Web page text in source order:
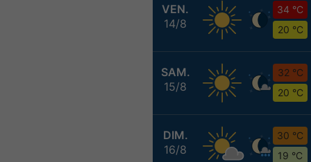
VEN.
14/8
34 °C
20 °C
SAM.
15/8
32 °C
20 °C
DIM.
16/8
30 °C
19 °C